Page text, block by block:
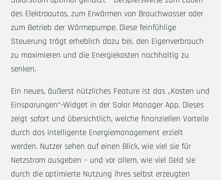
des Elektroautos, zum Erwärmen von Brauchwasser oder
zum Betrieb der Wärmepumpe. Diese feinfühlige
Steuerung trägt erheblich dazu bei, den Eigenverbrauch
zu maximieren und die Energiekosten nachhaltig zu
senken.
Ein neues, äußerst nützliches Feature ist das „Kosten und
Einsparungen“-Widget in der Solar Manager App. Dieses
zeigt sofort und übersichtlich, welche finanziellen Vorteile
durch das intelligente Energiemanagement erzielt
werden. Nutzer sehen auf einen Blick, wie viel sie für
Netzstrom ausgeben – und vor allem, wie viel Geld sie
durch die optimierte Nutzung ihres selbst erzeugten